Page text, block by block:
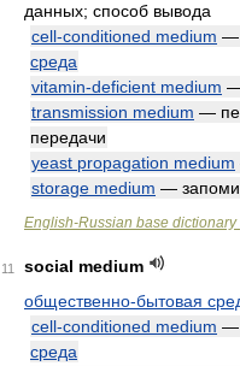
данных; способ вывода
cell-conditioned medium —
среда
vitamin-deficient medium
transmission medium —
передачи
yeast propagation medium
storage medium —
English-Russian base dictionary
11
social medium
общественно-бытовая
cell-conditioned medium —
среда